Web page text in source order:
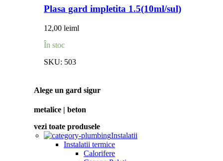
Plasa gard impletita 1.5(10ml/sul)
12,00 leiml
În stoc
SKU: 503
Alege un gard sigur
metalice | beton
vezi toate produsele
Instalatii
Instalatii termice
Calorifere